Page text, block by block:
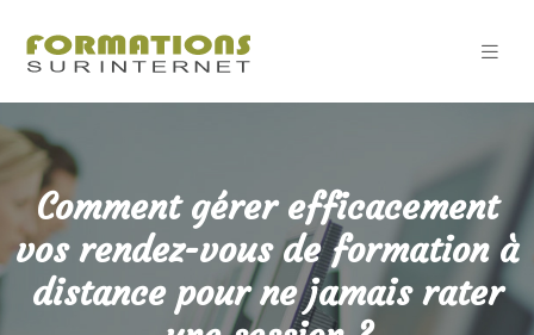
Comment gérer efficacement
vos rendez-vous de formation à
distance pour ne jamais rater